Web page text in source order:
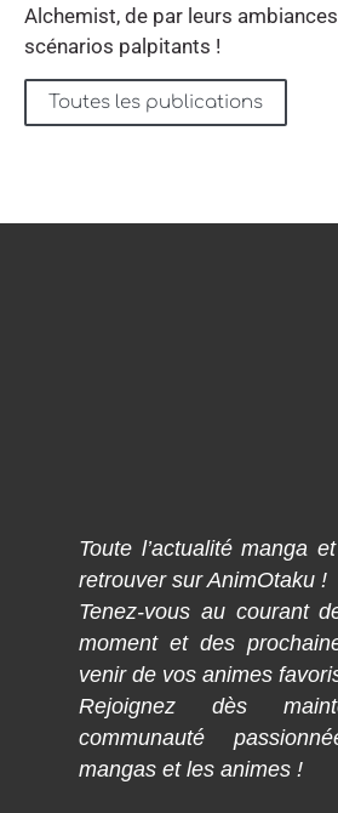
Alchemist, de par leurs
scénarios palpitants !
Toutes les publications
Toute l’actualité manga
retrouver sur AnimOtaku !
Tenez-vous au courant
moment et des
venir de vos animes
Rejoignez dès
communauté
mangas et les animes !